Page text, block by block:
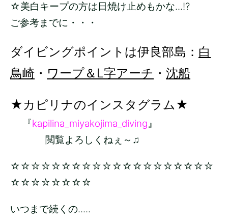
☆美白キープの方は日焼け止めもかな...!?
ご参考までに・・・
ダイビングポイントは伊良部島： 白
鳥崎 ・ ワープ＆L字アーチ ・ 沈船
★カピリナのインスタグラム★
『kapilina_miyakojima_diving』
閲覧よろしくねぇ～♫
☆☆☆☆☆☆☆☆☆☆☆☆☆☆☆☆☆☆☆☆
☆☆☆☆☆☆☆☆
いつまで続くの.....